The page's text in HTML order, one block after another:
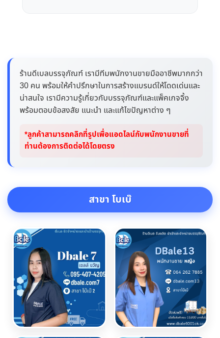
ร้านดีเบลบรรจุภัณฑ์ เรามีทีมพนักงานขายมืออาชีพมากกว่า
30 คน พร้อมให้คำปรึกษาในการสร้างแบรนด์ให้โดดเด่นและ
น่าสนใจ เรามีความรู้เกี่ยวกับบรรจุภัณฑ์และแพ็คเกจจิ้ง
พร้อมตอบข้อสงสัย แนะนำ และแก้ไขปัญหาต่าง ๆ
*ลูกค้าสามารถคลิกที่รูปเพื่อแอดไลน์กับพนักงานขายที่
ท่านต้องการติดต่อได้โดยตรง
สาขา โบเบ๊